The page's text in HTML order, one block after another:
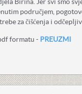
područjem,
za čišćenja i
formatu - PREUZMI